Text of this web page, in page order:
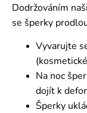
Dodržováním
se šperky
Vyvarujte
Na noc
dojít k
Šperky